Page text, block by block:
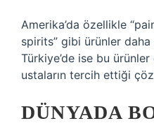
Amerika’da özellikle
spirits” gibi ürünler daha
Türkiye’de ise bu
ustaların tercih ettiği
DÜNYADA